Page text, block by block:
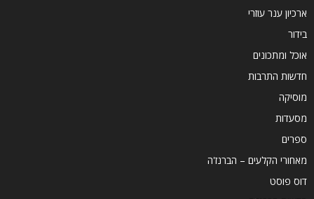
ארכיון ענר עוזרי
בידור
אוכל ומתכונים
חדשות התרבות
מוסיקה
מסעדות
ספרים
מאחורי הקלעים – הברנז'ה
דוס פוסט